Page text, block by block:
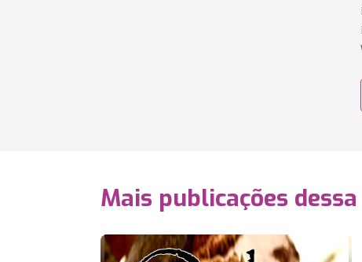
Mais publicações